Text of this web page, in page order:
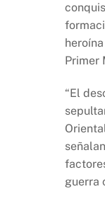
Primer
“El
guerra